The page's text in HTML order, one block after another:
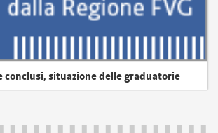
conclusi, situazione delle graduatorie